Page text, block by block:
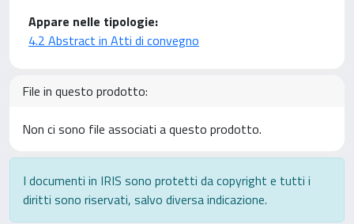
Appare nelle tipologie:
4.2 Abstract in Atti di convegno
File in questo prodotto:
Non ci sono file associati a questo prodotto.
I documenti in IRIS sono protetti da copyright e tutti i
diritti sono riservati, salvo diversa indicazione.